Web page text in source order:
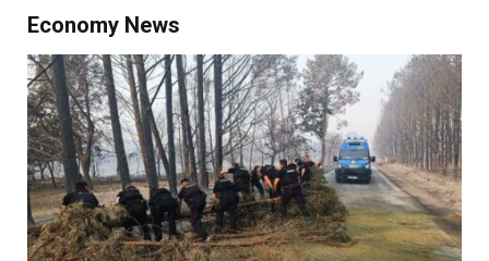
Economy News